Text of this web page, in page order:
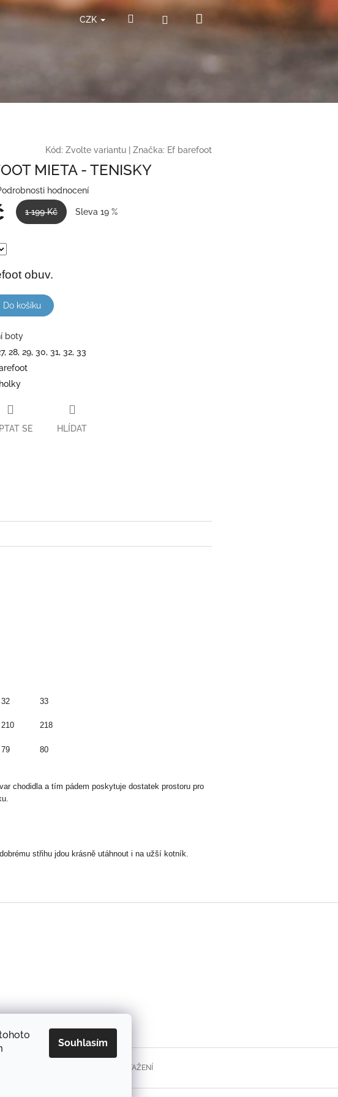
Souhlasím
CZK HledatPřihlášeníNákupní
Kód: Zvolte variantu Značka: Ef barefoot
MIETA - TENISKY
hodnocení
1 199 Kč Sleva 19 %
obuv.
Do košíku
boty
28, 29, 30, 31, 32, 33
SE HLÍDAT
32 33
210 218
79
80
chodidla a tím pádem poskytuje dostatek prostoru pro
dobrému střihu jdou krásně utáhnout i na užší kotník.
FORMULÁŘE KE STAŽENÍ